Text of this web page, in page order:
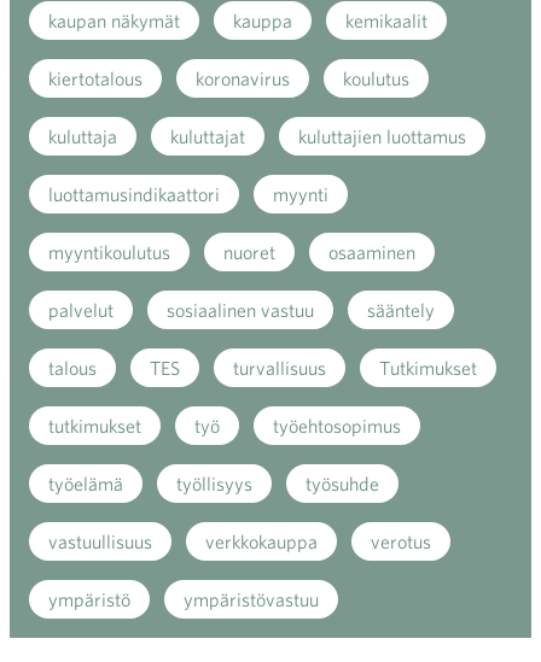
kaupan näkymät kauppa kemikaalit
kiertotalous koronavirus koulutus
kuluttaja kuluttajat kuluttajien luottamus
luottamusindikaattori myynti
myyntikoulutus nuoret osaaminen
palvelut sosiaalinen vastuu sääntely
talous TES turvallisuus Tutkimukset
tutkimukset työ työehtosopimus
työelämä työllisyys työsuhde
vastuullisuus verkkokauppa verotus
ympäristö ympäristövastuu